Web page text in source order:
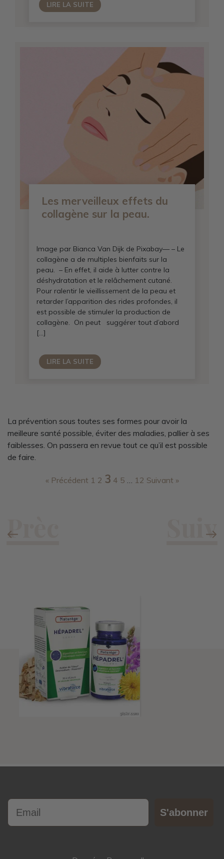
LIRE LA SUITE
Les merveilleux effets du
collagène sur la peau.
Image par Bianca Van Dijk de Pixabay— – Le
collagène a de multiples bienfaits sur la
peau. – En effet, il aide à lutter contre la
déshydratation et le relâchement cutané.
Pour ralentir le vieillissement de la peau et
retarder l’apparition des rides profondes, il
est possible de stimuler la production de
collagène. On peut suggérer tout d’abord
[…]
LIRE LA SUITE
La prévention sous toutes ses formes pour avoir la
meilleure santé possible, éviter des maladies, pallier à ses
faiblesses. On passera en revue tout ce qu’il est possible
de faire.
« Précédent 1 2 3 4 5 … 12 Suivant »
Email
S'abonner